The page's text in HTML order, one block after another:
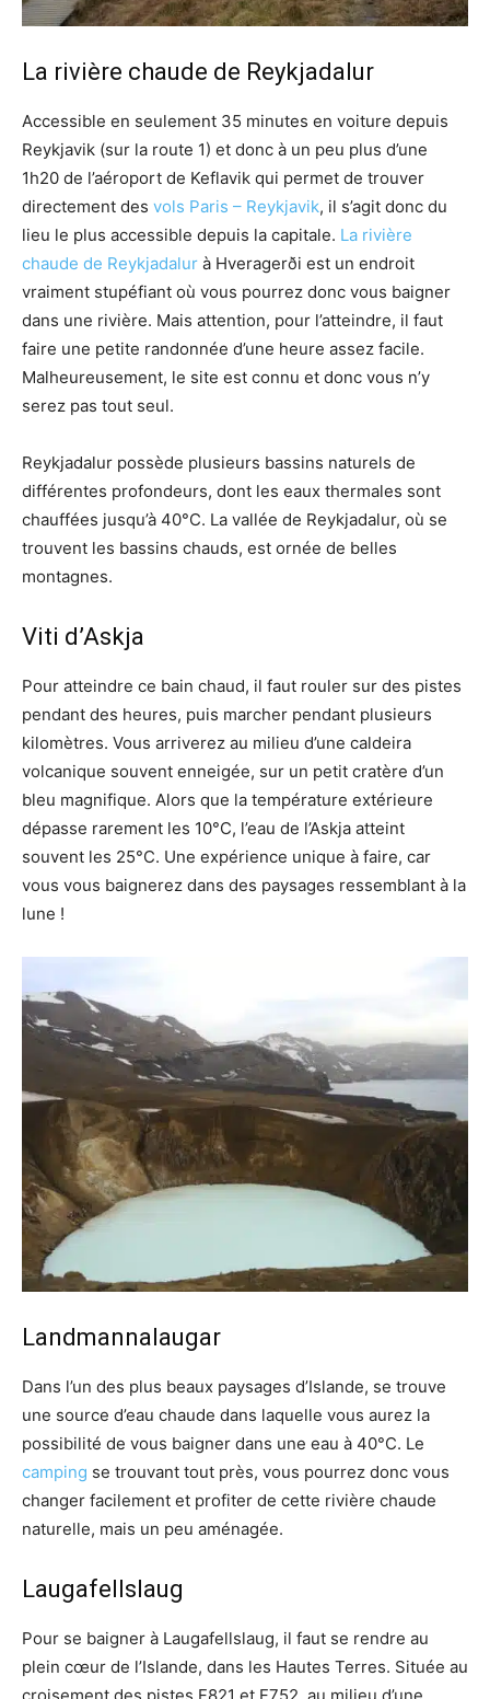
La rivière chaude de Reykjadalur
Accessible en seulement 35 minutes en voiture depuis
Reykjavik (sur la route 1) et donc à un peu plus d’une
1h20 de l’aéroport de Keflavik qui permet de trouver
directement des vols Paris – Reykjavik, il s’agit donc du
lieu le plus accessible depuis la capitale. La rivière
chaude de Reykjadalur à Hveragerði est un endroit
vraiment stupéfiant où vous pourrez donc vous baigner
dans une rivière. Mais attention, pour l’atteindre, il faut
faire une petite randonnée d’une heure assez facile.
Malheureusement, le site est connu et donc vous n’y
serez pas tout seul.
Reykjadalur possède plusieurs bassins naturels de
différentes profondeurs, dont les eaux thermales sont
chauffées jusqu’à 40°C. La vallée de Reykjadalur, où se
trouvent les bassins chauds, est ornée de belles
montagnes.
Viti d’Askja
Pour atteindre ce bain chaud, il faut rouler sur des pistes
pendant des heures, puis marcher pendant plusieurs
kilomètres. Vous arriverez au milieu d’une caldeira
volcanique souvent enneigée, sur un petit cratère d’un
bleu magnifique. Alors que la température extérieure
dépasse rarement les 10°C, l’eau de l’Askja atteint
souvent les 25°C. Une expérience unique à faire, car
vous vous baignerez dans des paysages ressemblant à la
lune !
Landmannalaugar
Dans l’un des plus beaux paysages d’Islande, se trouve
une source d’eau chaude dans laquelle vous aurez la
possibilité de vous baigner dans une eau à 40°C. Le
camping se trouvant tout près, vous pourrez donc vous
changer facilement et profiter de cette rivière chaude
naturelle, mais un peu aménagée.
Laugafellslaug
Pour se baigner à Laugafellslaug, il faut se rendre au
plein cœur de l’Islande, dans les Hautes Terres. Située au